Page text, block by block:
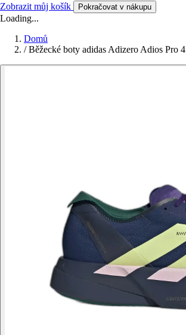
Zobrazit můj košík Pokračovat v nákupu
Loading...
Domů
/ Běžecké boty adidas Adizero Adios Pro 4